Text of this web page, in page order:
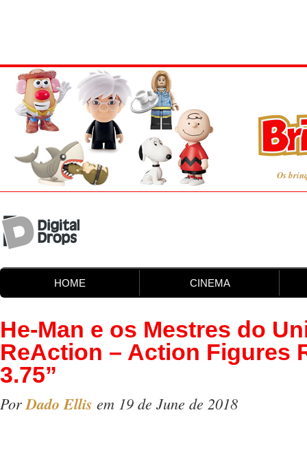
Os
HOME CINEMA
He-Man e os Mestres do
ReAction – Action Figures
3.75”
PorDado Ellis em 19 de June de 2018